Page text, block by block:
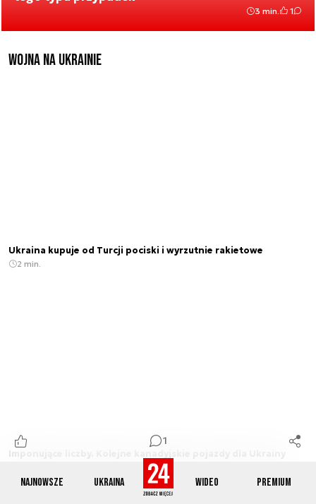
Najnowsze Ukraina Wideo Premium
1
3 min. 1
Wojna na Ukrainie
Ukraina kupuje od Turcji pociski i wyrzutnie rakietowe
2 min.
Imponujące liczby. Kolejne kanadyjskie pojazdy dla Ukrainy